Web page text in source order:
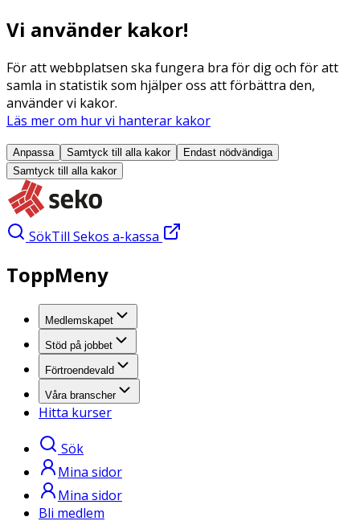
Vi använder kakor!
För att webbplatsen ska fungera bra för dig och för att
samla in statistik som hjälper oss att förbättra den,
använder vi kakor.
Läs mer om hur vi hanterar kakor
Anpassa Samtyck till alla kakor
Endast nödvändiga
Samtyck till alla kakor
SökTill Sekos a-kassa
ToppMeny
Medlemskapet
Stöd på jobbet
Förtroendevald
Våra branscher
Hitta kurser
Sök
Mina sidor
Mina sidor
Bli medlem